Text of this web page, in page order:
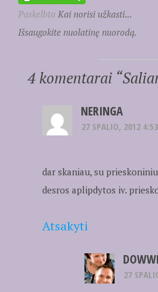
Paskelbta Kai norisi užkasti...
Išsaugokite nuolatinę nuorodą.
4 komentarai “
NERINGA
27 SPALIO, 2012
dar skaniau, su
desros aplipdytos iv.
Atsakyti
27